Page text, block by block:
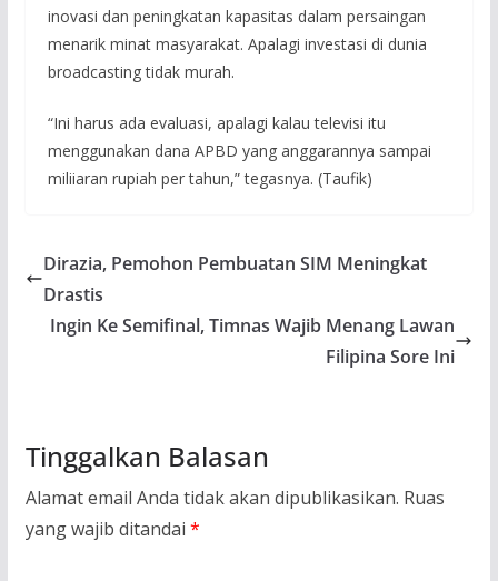
inovasi dan peningkatan kapasitas dalam persaingan
menarik minat masyarakat. Apalagi investasi di dunia
broadcasting tidak murah.
“Ini harus ada evaluasi, apalagi kalau televisi itu
menggunakan dana APBD yang anggarannya sampai
miliiaran rupiah per tahun,” tegasnya. (Taufik)
Dirazia, Pemohon Pembuatan SIM Meningkat
Drastis
Ingin Ke Semifinal, Timnas Wajib Menang Lawan
Filipina Sore Ini
Tinggalkan Balasan
Alamat email Anda tidak akan dipublikasikan. Ruas
yang wajib ditandai *